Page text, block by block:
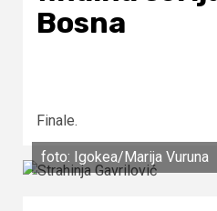
Bosna
Finale.
foto: Igokea/Marija Vuruna